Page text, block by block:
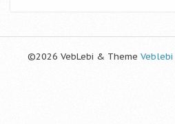
©2026 VebLebi & Theme Veblebi